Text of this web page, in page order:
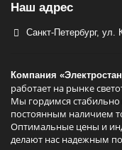
Наш адрес
Санкт-Петербург,
Компания
работает на рынке
Мы гордимся
постоянным наличием
Оптимальные цены и
делают нас надежным